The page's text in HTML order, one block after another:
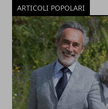
ARTICOLI POPOLARI